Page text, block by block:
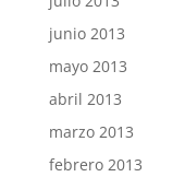
junio 2013
mayo 2013
abril 2013
marzo 2013
febrero 2013